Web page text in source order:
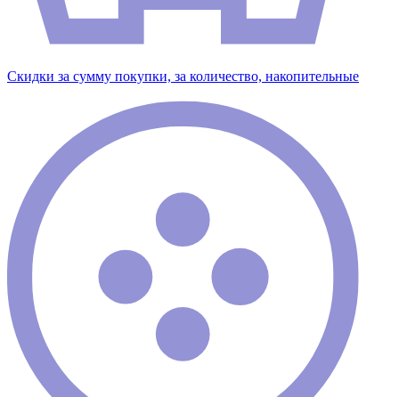
Скидки за сумму покупки, за количество, накопительные